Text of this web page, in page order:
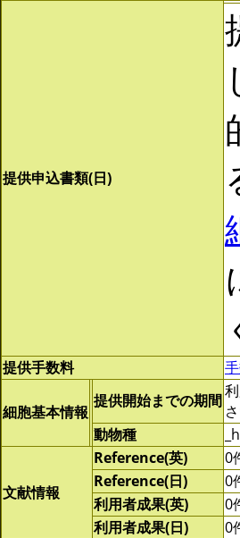
提供申込書類(日)
提供手数料
細胞基本情報
提供開始までの期間
動物種
文献情報
Reference(英)
0
Reference(日)
0
利用者成果(英)
0
利用者成果(日)
0